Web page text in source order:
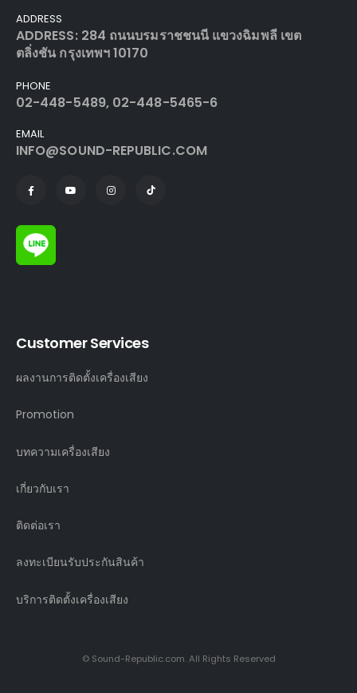
ADDRESS
ADDRESS: 284 ถนนบรมราชชนนี แขวงฉิมพลี เขต
ตลิ่งชัน กรุงเทพฯ 10170
PHONE
02-448-5489, 02-448-5465-6
EMAIL
INFO@SOUND-REPUBLIC.COM
Customer Services
ผลงานการติดตั้งเครื่องเสียง
Promotion
บทความเครื่องเสียง
เกี่ยวกับเรา
ติดต่อเรา
ลงทะเบียนรับประกันสินค้า
บริการติดตั้งเครื่องเสียง
© Sound-Republic.com. All Rights Reserved